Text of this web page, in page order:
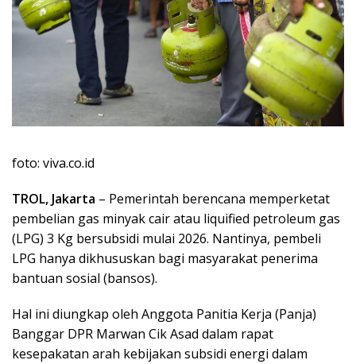
foto: viva.co.id
TROL, Jakarta – Pemerintah berencana memperketat
pembelian gas minyak cair atau liquified petroleum gas
(LPG) 3 Kg bersubsidi mulai 2026. Nantinya, pembeli
LPG hanya dikhususkan bagi masyarakat penerima
bantuan sosial (bansos).
Hal ini diungkap oleh Anggota Panitia Kerja (Panja)
Banggar DPR Marwan Cik Asad dalam rapat
kesepakatan arah kebijakan subsidi energi dalam